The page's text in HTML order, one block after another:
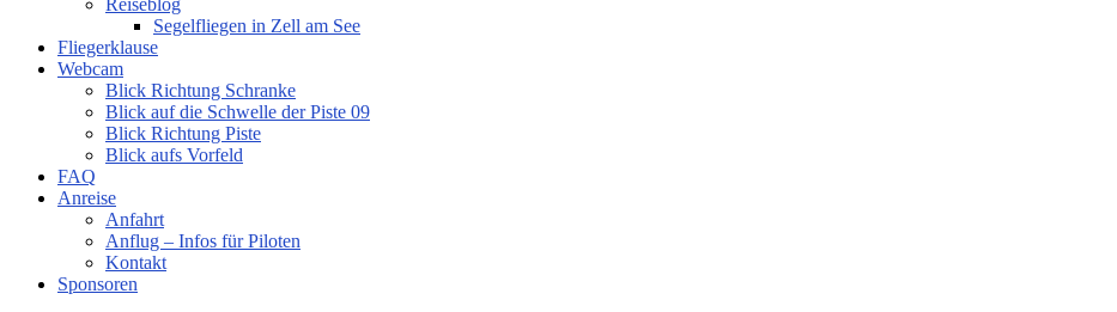
Reiseblog
Segelfliegen in Zell am See
Fliegerklause
Webcam
Blick Richtung Schranke
Blick auf die Schwelle der Piste 09
Blick Richtung Piste
Blick aufs Vorfeld
FAQ
Anreise
Anfahrt
Anflug – Infos für Piloten
Kontakt
Sponsoren